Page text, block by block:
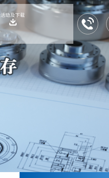
活动及下载